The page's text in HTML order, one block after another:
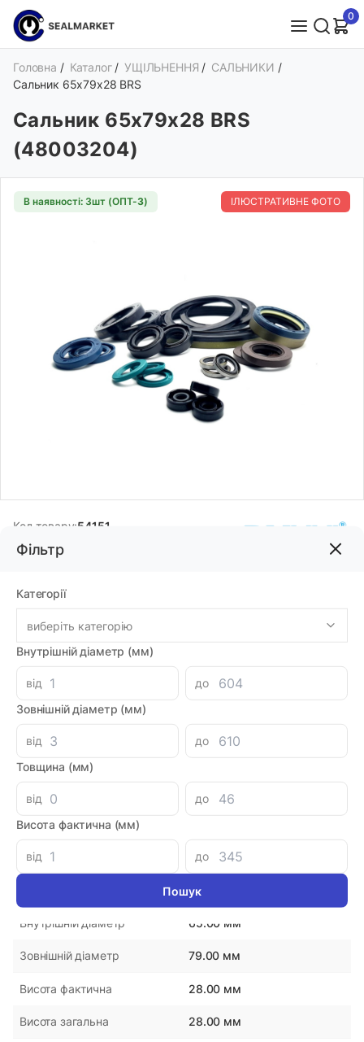
0
Фільтр
Категорії
виберіть категорію
Внутрішній діаметр (мм)
від
до
Зовнішній діаметр (мм)
від
до
Товщина (мм)
від
до
Висота фактична (мм)
від до
Головна / Каталог /УЩІЛЬНЕННЯ / САЛЬНИКИ /
Сальник 65х79х28 BRS
Сальник 65х79х28 BRS
(48003204)
В наявності: 3шт (ОПТ-3) ІЛЮСТРАТИВНЕ ФОТО
Код товару:54151
Бренд:DMHUI
1215.69грн
- + В корзину
Знайшли дешевше?
1076.75 при замовленні на загальну сумму 1000 грн.
Параметри
Артикул
Виробник DMHUI
Китай
Внутрішній діаметр 65.00 мм
Зовнішній діаметр 79.00 мм
Висота фактична 28.00 мм
Висота загальна 28.00 мм